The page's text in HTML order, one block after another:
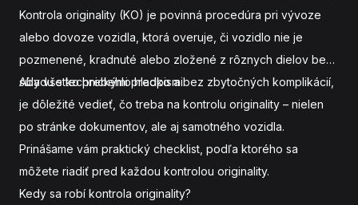
Kontrola originality (KO) je povinná procedúra pri vývoze
alebo dovoze vozidla, ktorá overuje, či vozidlo nie je
pozmenené, kradnuté alebo zložené z rôznych dielov bez
súladu s technickými predpismi.
Aby všetko prebehlo hladko a bez zbytočných komplikácií,
je dôležité vedieť, čo treba na kontrolu originality – nielen
po stránke dokumentov, ale aj samotného vozidla.
Prinášame vám praktický checklist, podľa ktorého sa
môžete riadiť pred každou kontrolou originality.
Kedy sa robí kontrola originality?